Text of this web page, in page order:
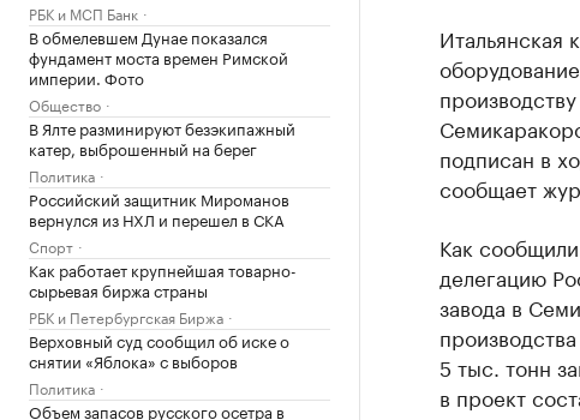
РБК и МСП Банк
В обмелевшем Дунае показался
фундамент моста времен Римской
империи. Фото
Общество
В Ялте разминируют безэкипажный
катер, выброшенный на берег
Политика
Российский защитник Мироманов
вернулся из НХЛ и перешел в СКА
Спорт
Как работает крупнейшая товарно-
сырьевая биржа страны
РБК и Петербургская Биржа
Верховный суд сообщил об иске о
снятии «Яблока» с выборов
Политика
Объем запасов русского осетра в
Итальянская
подписан в
сообщает
Как
делегацию
завода в
5 тыс. тонн
в проект